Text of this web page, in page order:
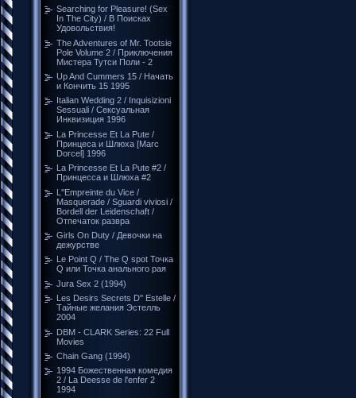
Searching for Pleasure! (Sex
In The City) / В Поисках
Удовольствия!
The Adventures of Mr. Tootsie
Pole Volume 2 / Приключения
Мистера Тутси Поли - 2
Up And Cummers 15 / Начать
и Кончить 15 1995
Italian Wedding 2 / Inquisizioni
Sessuali / Сексуальная
Инквизиция 1996
La Princesse Et La Pute /
Принцеса и Шлюха [Marc
Dorcel] 1996
La Princesse Et La Pute #2 /
Принцесса и Шлюха #2
L''Empreinte du Vice /
Masquerade / Sguardi viviosi /
Bordell der Leidenschaft /
Отпечаток развра
Girls On Duty / Девочки на
дежурстве
Le Point Q / The Q spot Точка
Q или Точка анального рая
Jura Sex 2 (1994)
Les Desirs Secrets D'' Estelle /
Тайные желания Эстелль
2004
DBM - CLARK Series: 22 Full
Movies
Chain Gang (1994)
1994 Божественная комедия
2 / La Deesse de l'enfer 2
1994